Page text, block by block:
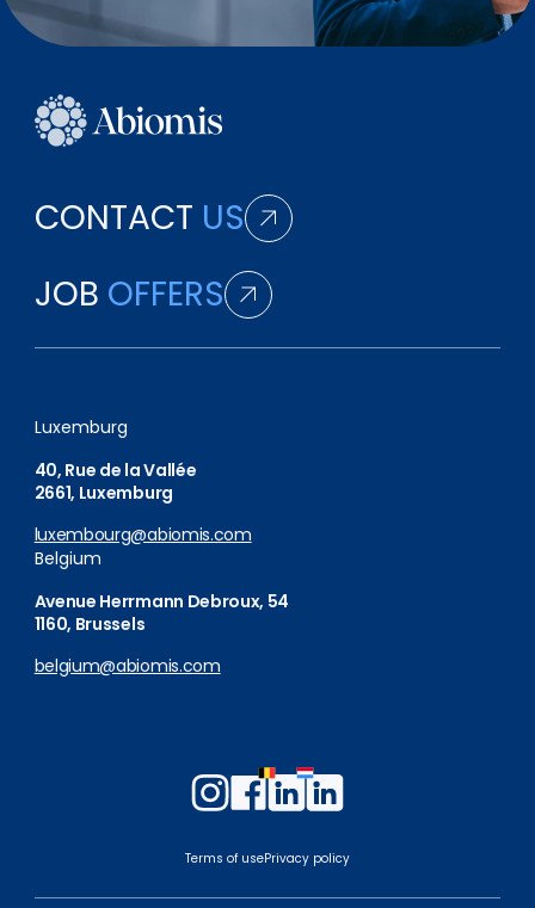
CONTACT US
JOB OFFERS
Luxemburg
40, Rue de la Vallée
2661, Luxemburg
luxembourg@abiomis.com
Belgium
Avenue Herrmann Debroux, 54
1160, Brussels
belgium@abiomis.com
Follow
us
on
Follow
us
on
Follow
us
on
Follow
us
Terms of usePrivacy policy